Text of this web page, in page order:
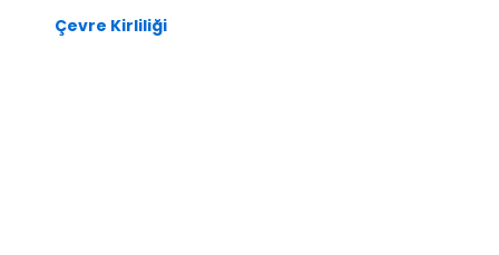
Çevre Kirliliği